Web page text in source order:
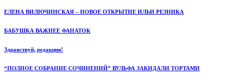
ЕЛЕНА ВИЛЮЧИНСКАЯ – НОВОЕ ОТКРЫТИЕ ИЛЬИ РЕЗНИКА
БАБУШКА ВАЖНЕЕ ФАНАТОК
Здравствуй, редакция!
“ПОЛНОЕ СОБРАНИЕ СОЧИНЕНИЙ” ВУЛЬФА ЗАКИДАЛИ ТОРТАМИ